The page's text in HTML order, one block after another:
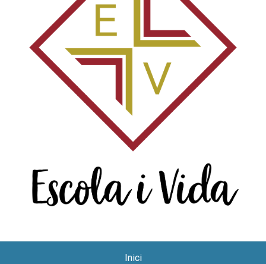
Inici